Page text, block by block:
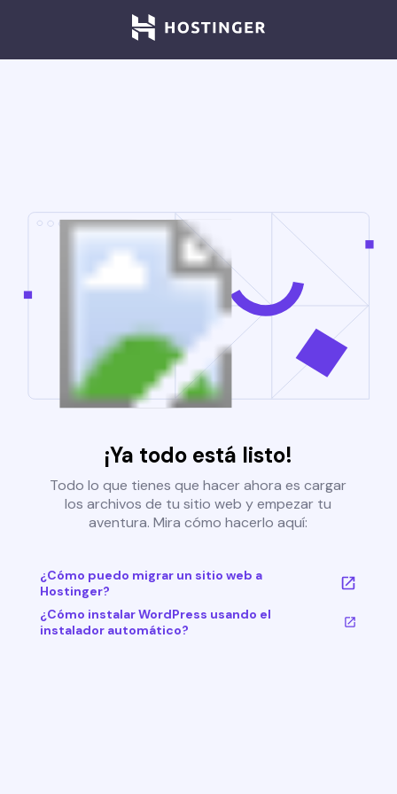
¡Ya todo está listo!
Todo lo que tienes que hacer ahora es cargar
los archivos de tu sitio web y empezar tu
aventura. Mira cómo hacerlo aquí:
¿Cómo puedo migrar un sitio web a
Hostinger?
¿Cómo instalar WordPress usando el
instalador automático?